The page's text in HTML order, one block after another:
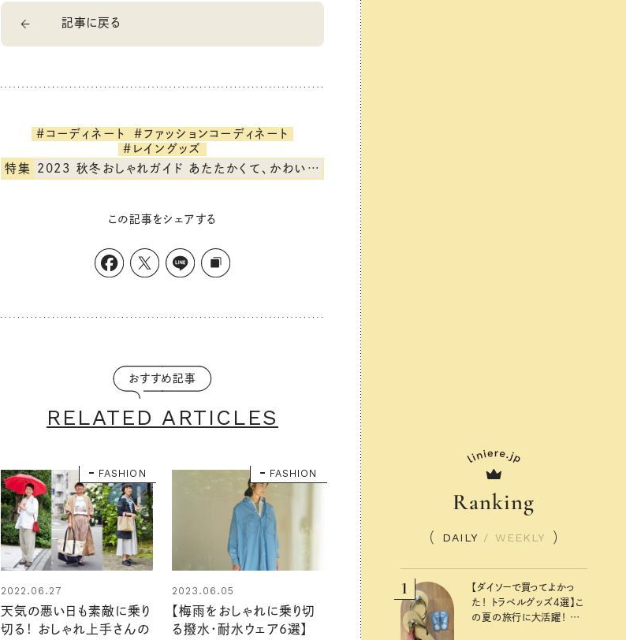
記事に戻る
#コーディネート
#ファッションコーディネート
#レイングッズ
特集
2023 秋冬おしゃれガイド あたたかくて、かわいいもの
この記事をシェアする
おすすめ記事
RELATED ARTICLES
FASHION
2022.06.27
天気の悪い日も素敵に乗り
切る！ おしゃれ上手さんの
FASHION
2023.06.05
【梅雨をおしゃれに乗り切
る撥水・耐水ウェア6選】
Ranking
DAILY / WEEKLY
1
【ダイソーで買ってよかっ
た！ トラベルグッズ4選】こ
の夏の旅行に大活躍！ か